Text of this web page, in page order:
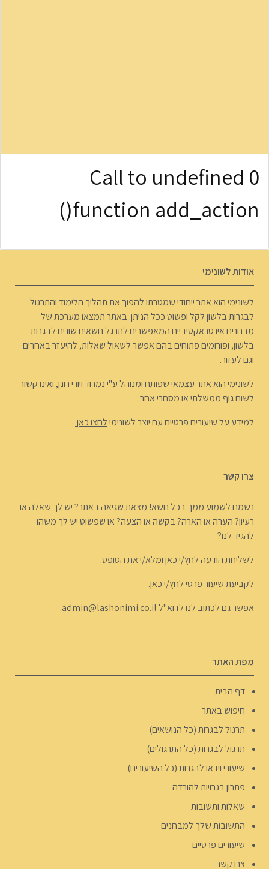
0 Call to undefined
function add_action()
אודות לשונימי
לשונימי הוא אתר ייחודי שמטרתו להפוך את תהליך הלימוד והתרגול
לבגרות בלשון לקל ופשוט ככל הניתן. באתר תמצאו מערכת של
מבחנים אינטראקטיביים המאפשרים לתרגל נושאים שונים לבגרות
בלשון, ופורומים פתוחים בהם אפשר לשאול שאלות, להיעזר באחרים
וגם לעזור.
לשונימי הוא אתר עצמאי שפותח ומנוהל ע"י נמרוד ויורי רונן, ואינו קשור
לשום גוף ממשלתי או מסחרי אחר.
למידע על שיעורים פרטיים עם יוצר לשונימילחצו כאן.
צרו קשר
נשמח לשמוע ממך בכל נושא! מצאת שגיאה באתר? יש לך שאלה או
רעיון? הערה או הארה? בקשה או הצעה? או שפשוט יש לך משהו
להגיד לנו?
לשליחת הודעהלחץ/י כאן ומלא/י את הטופס.
לקביעת שיעור פרטילחץ/י כאן.
אפשר גם לכתוב לנו לדוא"לadmin@lashonimi.co.il
.
מפת האתר
דף הבית
חיפוש באתר
תרגול לבגרות (כל הנושאים)
תרגול לבגרות (כל התרגולים)
שיעורי וידאו לבגרות (כל השיעורים)
פתרון בגרויות להורדה
שאלות ותשובות
התשובות שלך למבחנים
שיעורים פרטיים
צרו קשר